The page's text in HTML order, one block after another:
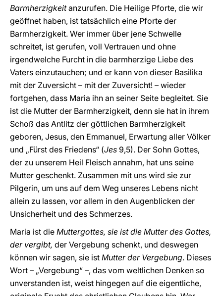
Barmherzigkeitanzurufen. Die Heilige Pforte, die wir
geöffnet haben, ist tatsächlich eine Pforte der
Barmherzigkeit. Wer immer über jene Schwelle
schreitet, ist gerufen, voll Vertrauen und ohne
irgendwelche Furcht in die barmherzige Liebe des
Vaters einzutauchen; und er kann von dieser Basilika
mit der Zuversicht – mit der Zuversicht! – wieder
fortgehen, dass Maria ihn an seiner Seite begleitet. Sie
ist die Mutter der Barmherzigkeit, denn sie hat in ihrem
Schoß das Antlitz der göttlichen Barmherzigkeit
geboren, Jesus, den Emmanuel, Erwartung aller Völker
und „Fürst des Friedens“ (Jes 9,5). Der Sohn Gottes,
der zu unserem Heil Fleisch annahm, hat uns seine
Mutter geschenkt. Zusammen mit uns wird sie zur
Pilgerin, um uns auf dem Weg unseres Lebens nicht
allein zu lassen, vor allem in den Augenblicken der
Unsicherheit und des Schmerzes.
Maria ist die Muttergottes, sie ist die Mutter des Gottes,
der vergibt, der Vergebung schenkt, und deswegen
können wir sagen, sie ist Mutter der Vergebung. Dieses
Wort – „Vergebung“ –, das vom weltlichen Denken so
unverstanden ist, weist hingegen auf die eigentliche,